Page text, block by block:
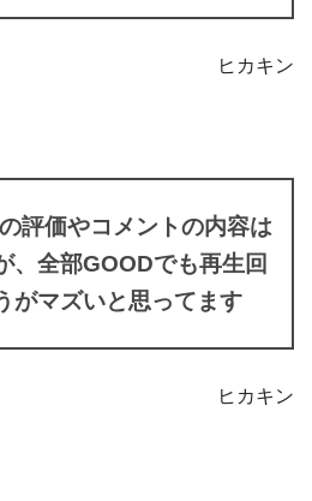
ヒカキン
評価やコメントの内容は
、全部GOODでも再生回
がマズいと思ってます
ヒカキン